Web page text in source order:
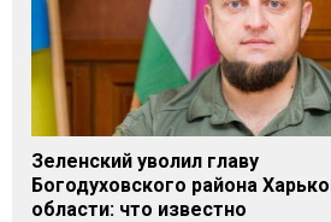
Зеленский уволил главу
Богодуховского района
области: что известно